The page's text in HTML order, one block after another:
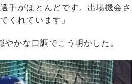
手がほとんどです。出場機会
くれています」
かな口調でこう明かした。